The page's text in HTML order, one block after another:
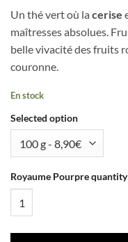
Un thé vert où la cerise
maîtresses absolues.
belle vivacité des fruits
couronne.
En stock
Selected option
Royaume Pourpre quantity